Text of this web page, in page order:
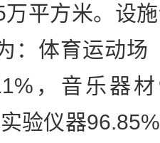
平方米。设
：体育运动场
，音乐器
验仪器